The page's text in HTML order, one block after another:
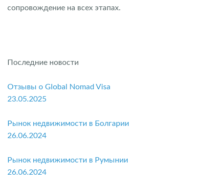
сопровождение на всех этапах.
Последние новости
Отзывы о Global Nomad Visa
23.05.2025
Рынок недвижимости в Болгарии
26.06.2024
Рынок недвижимости в Румынии
26.06.2024